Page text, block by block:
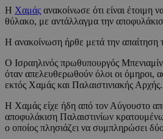
Η Χαμάς ανακοίνωσε ότι είναι έτοιμη
θύλακο, με αντάλλαγμα την
Η ανακοίνωση ήρθε μετά την απαίτηση
Ο Ισραηλινός πρωθυπουργός
όταν απελευθερωθούν όλοι οι όμηροι,
εκτός Χαμάς και Παλαιστινιακής Αρχής.
Η Χαμάς είχε ήδη από τον Αύγουστο
αποφυλάκιση Παλαιστινίων
ο οποίος πλησιάζει να συμπληρώσει